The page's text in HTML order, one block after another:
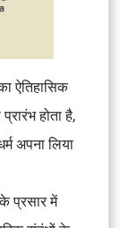
ऐतिहासिक
होता है,
अपना लिया
के प्रसार में